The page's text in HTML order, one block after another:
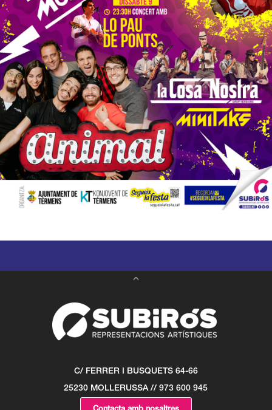
C/ FERRER I BUSQUETS 64-66
25230 MOLLERUSSA // 973 600 945